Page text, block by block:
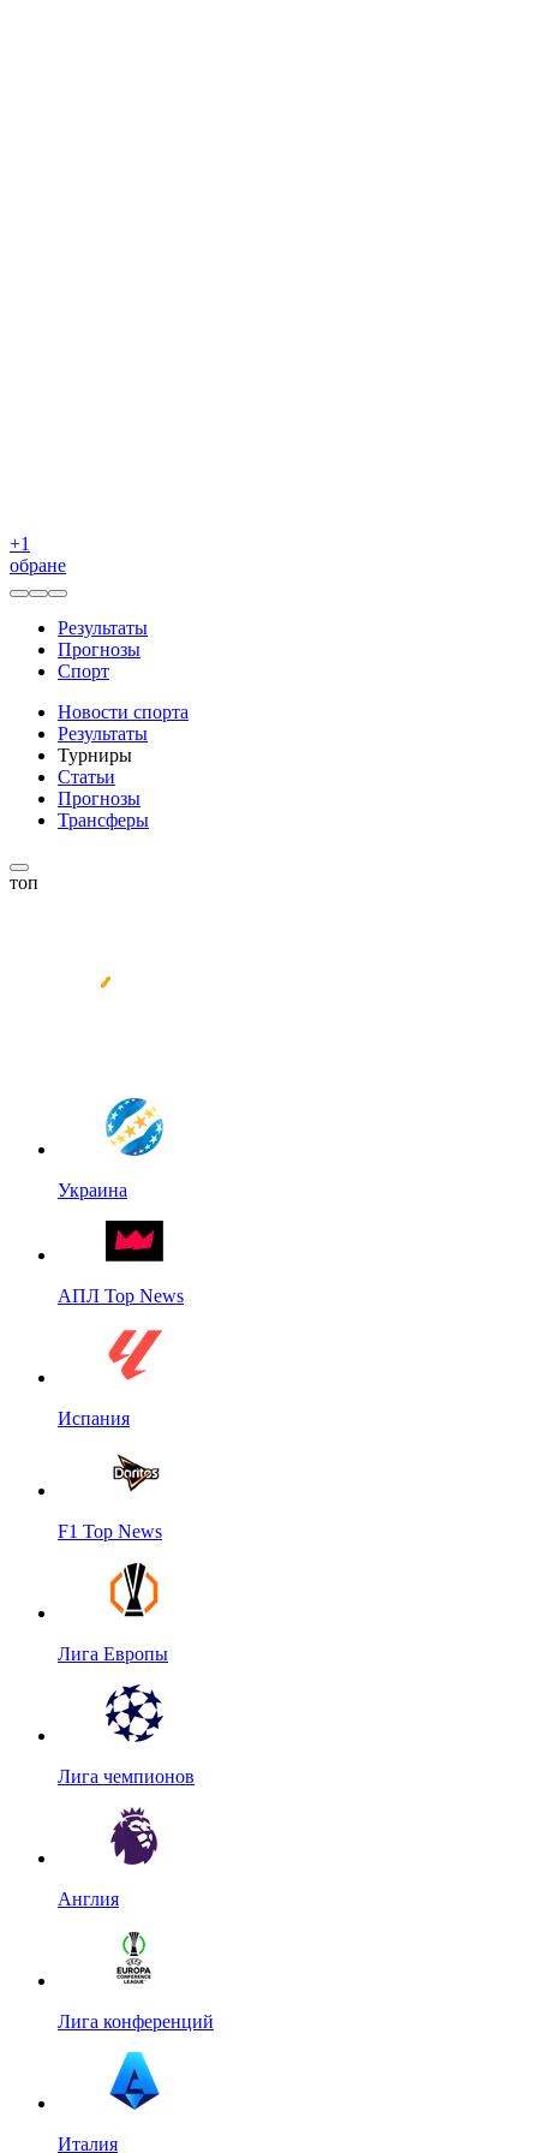
+1
обране
Результаты
Прогнозы
Спорт
Новости спорта
Результаты
Турниры
Статьи
Прогнозы
Трансферы
топ
Украина
АПЛ Top News
Испания
F1 Top News
Лига Европы
Лига чемпионов
Англия
Лига конференций
Италия